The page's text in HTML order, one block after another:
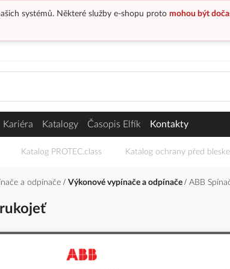
systémů. Některé služby e-shopu proto mohou být
Kariéra Katalogy Časopis Elfík Kontakty
Katalog PROTEC.class Katalog ochrany před
a odpínače Výkonové vypínače a odpínače ABB